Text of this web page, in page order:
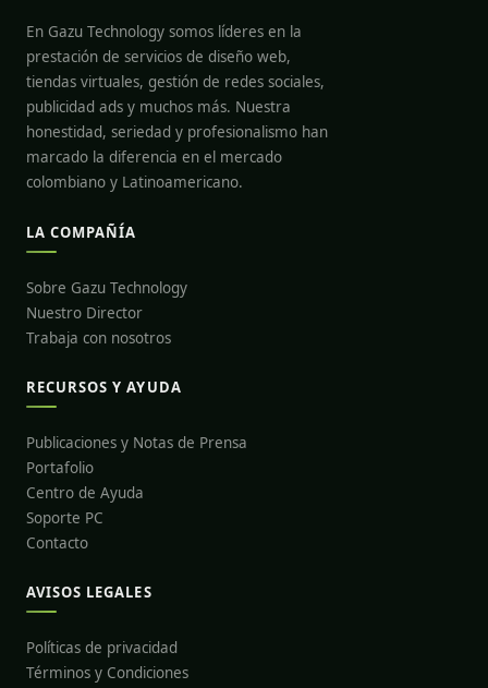
En Gazu Technology somos líderes en la
prestación de servicios de diseño web,
tiendas virtuales, gestión de redes sociales,
publicidad ads y muchos más. Nuestra
honestidad, seriedad y profesionalismo han
marcado la diferencia en el mercado
colombiano y Latinoamericano.
LA COMPAÑÍA
Sobre Gazu Technology
Nuestro Director
Trabaja con nosotros
RECURSOS Y AYUDA
Publicaciones y Notas de Prensa
Portafolio
Centro de Ayuda
Soporte PC
Contacto
AVISOS LEGALES
Políticas de privacidad
Términos y Condiciones